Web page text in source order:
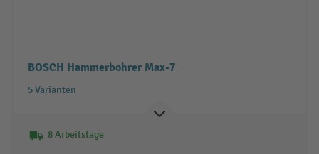
BOSCH Hammerbohrer Max-7
5 Varianten
8 Arbeitstage